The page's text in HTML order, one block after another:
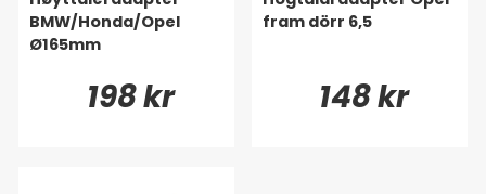
BMW/Honda/Opel
Ø165mm
198 kr
fram dörr 6,5
148 kr